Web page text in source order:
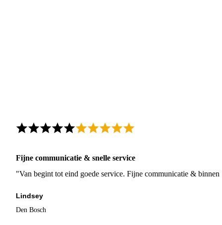
Fijne communicatie & snelle service
"Van begint tot eind goede service. Fijne communicatie &
Lindsey
Den Bosch